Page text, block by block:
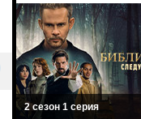
2 сезон 1 серия